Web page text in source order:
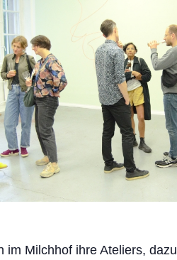
im Milchhof ihre Ateliers, dazu